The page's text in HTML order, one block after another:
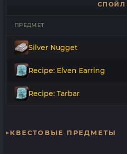
СПОЙЛ
ПРЕДМЕТ
Silver Nugget
Recipe: Elven Earring
Recipe: Tarbar
КВЕСТОВЫЕ ПРЕДМЕТЫ